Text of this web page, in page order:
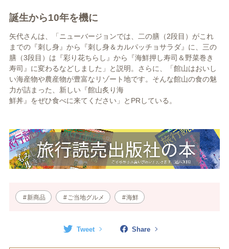
誕生から10年を機に
矢代さんは、「ニューバージョンでは、二の膳（2段目）がこれ
までの『刺し身』から『刺し身＆カルパッチョサラダ』に、三の
膳（3段目）は『彩り花ちらし』から『海鮮押し寿司＆野菜巻き
寿司』に変わるなどしました」と説明。さらに、「館山はおいし
い海産物や農産物が豊富なリゾート地です。そんな館山の食の魅
力が詰まった、新しい『館山炙り海
鮮丼』をぜひ食べに来てください」とPRしている。
新商品 ご当地グルメ 海鮮
Tweet Share